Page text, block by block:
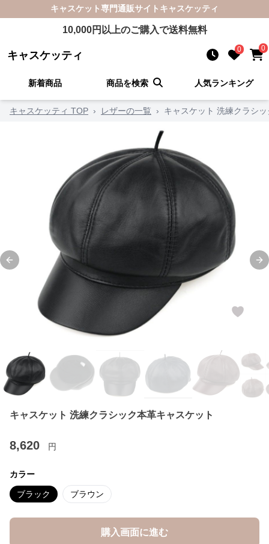
キャスケット専門通販サイト キャスケッティ
10,000円以上のご購入で送料無料
キャスケッティ 0 0
新着商品 商品を検索 人気ランキング
キャスケッティ TOP › レザーの一覧 › キャスケット 洗練クラシ
Previous slide
キャスケット 洗練クラシック本革キャスケット
8,620 円
カラー
ブラック ブラウン
購入画面に進む